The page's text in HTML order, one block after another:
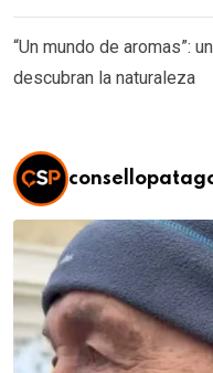
“Un mundo de aromas”:
descubran la naturaleza